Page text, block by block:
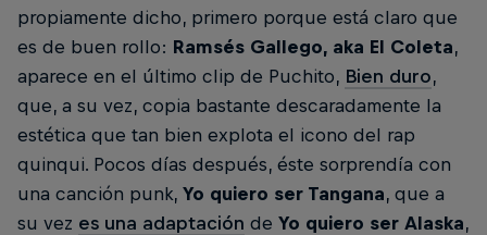
propiamente dicho, primero porque está claro que
es de buen rollo: Ramsés Gallego, aka El Coleta,
aparece en el último clip de Puchito, Bien duro,
que, a su vez, copia bastante descaradamente la
estética que tan bien explota el icono del rap
quinqui. Pocos días después, éste sorprendía con
una canción punk, Yo quiero ser Tangana, que a
su vez es una adaptación de Yo quiero ser Alaska,